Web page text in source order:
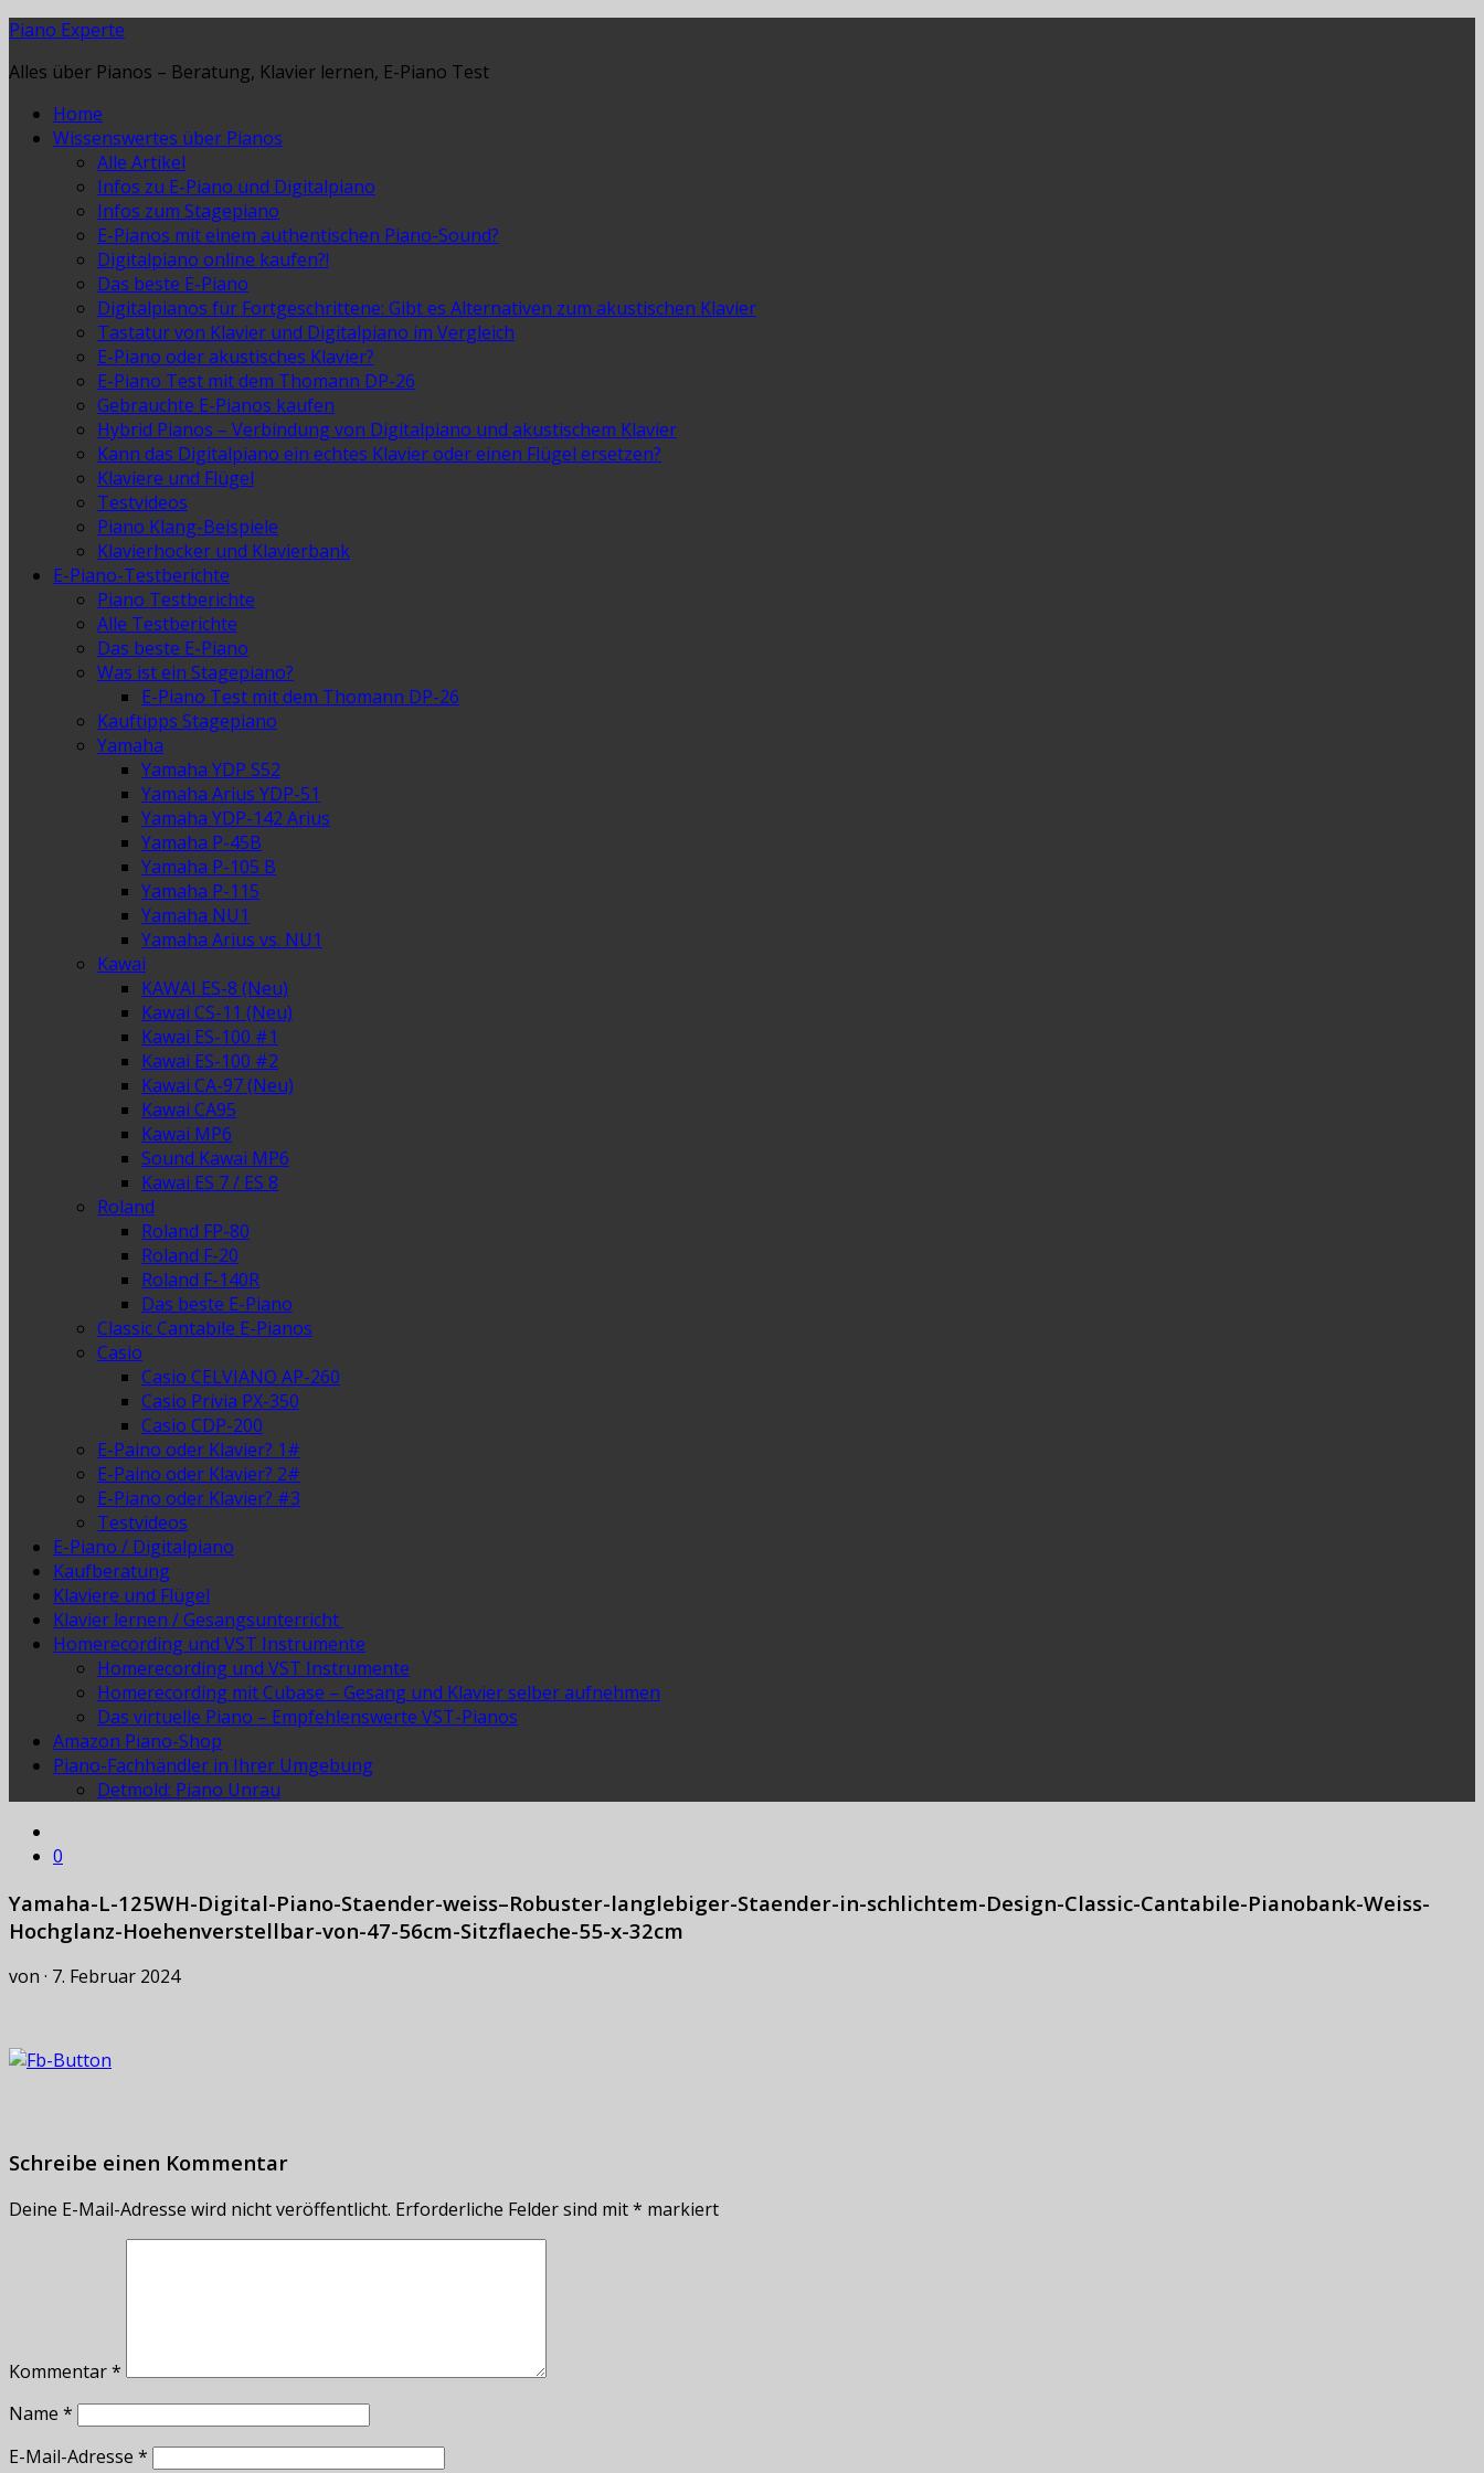
Piano Experte
Alles über Pianos – Beratung, Klavier lernen, E-Piano Test
Home
Wissenswertes über Pianos
Alle Artikel
Infos zu E-Piano und Digitalpiano
Infos zum Stagepiano
E-Pianos mit einem authentischen Piano-Sound?
Digitalpiano online kaufen?!
Das beste E-Piano
Digitalpianos für Fortgeschrittene: Gibt es Alternativen zum akustischen Klavier
Tastatur von Klavier und Digitalpiano im Vergleich
E-Piano oder akustisches Klavier?
E-Piano Test mit dem Thomann DP-26
Gebrauchte E-Pianos kaufen
Hybrid Pianos – Verbindung von Digitalpiano und akustischem Klavier
Kann das Digitalpiano ein echtes Klavier oder einen Flügel ersetzen?
Klaviere und Flügel
Testvideos
Piano Klang-Beispiele
Klavierhocker und Klavierbank
E-Piano-Testberichte
Piano Testberichte
Alle Testberichte
Das beste E-Piano
Was ist ein Stagepiano?
E-Piano Test mit dem Thomann DP-26
Kauftipps Stagepiano
Yamaha
Yamaha YDP S52
Yamaha Arius YDP-51
Yamaha YDP-142 Arius
Yamaha P-45B
Yamaha P-105 B
Yamaha P-115
Yamaha NU1
Yamaha Arius vs. NU1
Kawai
KAWAI ES-8 (Neu)
Kawai CS-11 (Neu)
Kawai ES-100 #1
Kawai ES-100 #2
Kawai CA-97 (Neu)
Kawai CA95
Kawai MP6
Sound Kawai MP6
Kawai ES 7 / ES 8
Roland
Roland FP-80
Roland F-20
Roland F-140R
Das beste E-Piano
Classic Cantabile E-Pianos
Casio
Casio CELVIANO AP-260
Casio Privia PX-350
Casio CDP-200
E-Paino oder Klavier? 1#
E-Paino oder Klavier? 2#
E-Piano oder Klavier? #3
Testvideos
E-Piano / Digitalpiano
Kaufberatung
Klaviere und Flügel
Klavier lernen / Gesangsunterricht
Homerecording und VST Instrumente
Homerecording und VST Instrumente
Homerecording mit Cubase – Gesang und Klavier selber aufnehmen
Das virtuelle Piano – Empfehlenswerte VST-Pianos
Amazon Piano-Shop
Piano-Fachhändler in Ihrer Umgebung
Detmold: Piano Unrau
0
Yamaha-L-125WH-Digital-Piano-Staender-weiss–Robuster-langlebiger-Staender-in-schlichtem-Design-Classic-Cantabile-Pianobank-Weiss-
Hochglanz-Hoehenverstellbar-von-47-56cm-Sitzflaeche-55-x-32cm
von · 7. Februar 2024
Schreibe einen Kommentar
Deine E-Mail-Adresse wird nicht veröffentlicht. Erforderliche Felder sind mit* markiert
Kommentar*
Name *
E-Mail-Adresse *